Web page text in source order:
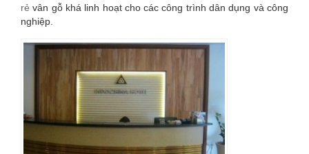
rẻ vân gỗ khá linh hoạt cho các công trình dân dụng và công
nghiệp.